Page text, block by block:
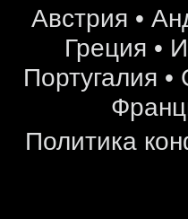
Австрия •
Греция •
Португалия •
Политика